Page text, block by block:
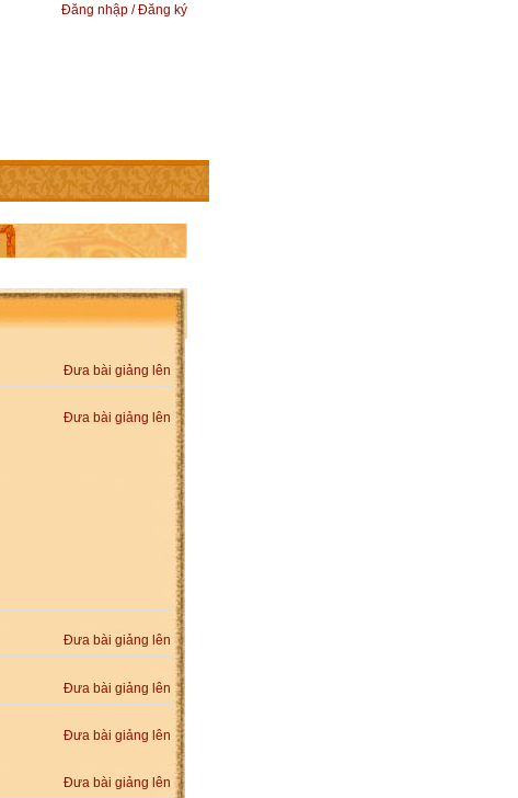
Đăng nhập / Đăng ký
Đưa bài giảng lên
Đưa bài giảng lên
Đưa bài giảng lên
Đưa bài giảng lên
Đưa bài giảng lên
Đưa bài giảng lên